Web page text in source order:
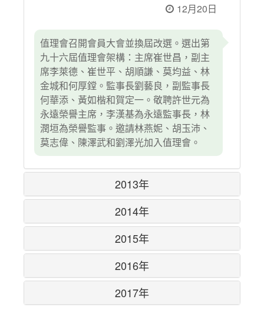
12月20日
值理會召開會員大會並換屆改選。選出第
九十六屆值理會架構：主席崔世昌，副主
席李萊德、崔世平、胡順謙、莫均益、林
金城和何厚鏜。監事長劉藝良，副監事長
何華添、黃如楷和賀定一。敬聘許世元為
永遠榮譽主席，李漢基為永遠監事長，林
潤垣為榮譽監事。邀請林燕妮、胡玉沛、
莫志偉、陳澤武和劉澤光加入值理會。
2013年
2014年
2015年
2016年
2017年